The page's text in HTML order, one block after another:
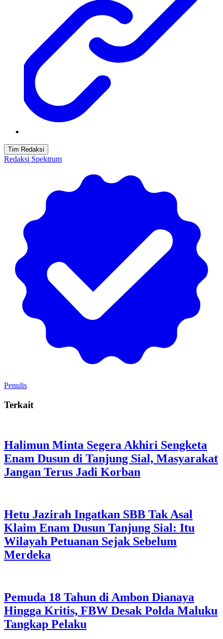
Tim Redaksi
Redaksi Spektrum
Penulis
Terkait
Halimun Minta Segera Akhiri Sengketa
Enam Dusun di Tanjung Sial, Masyarakat
Jangan Terus Jadi Korban
Hetu Jazirah Ingatkan SBB Tak Asal
Klaim Enam Dusun Tanjung Sial: Itu
Wilayah Petuanan Sejak Sebelum
Merdeka
Pemuda 18 Tahun di Ambon Dianaya
Hingga Kritis, FBW Desak Polda Maluku
Tangkap Pelaku